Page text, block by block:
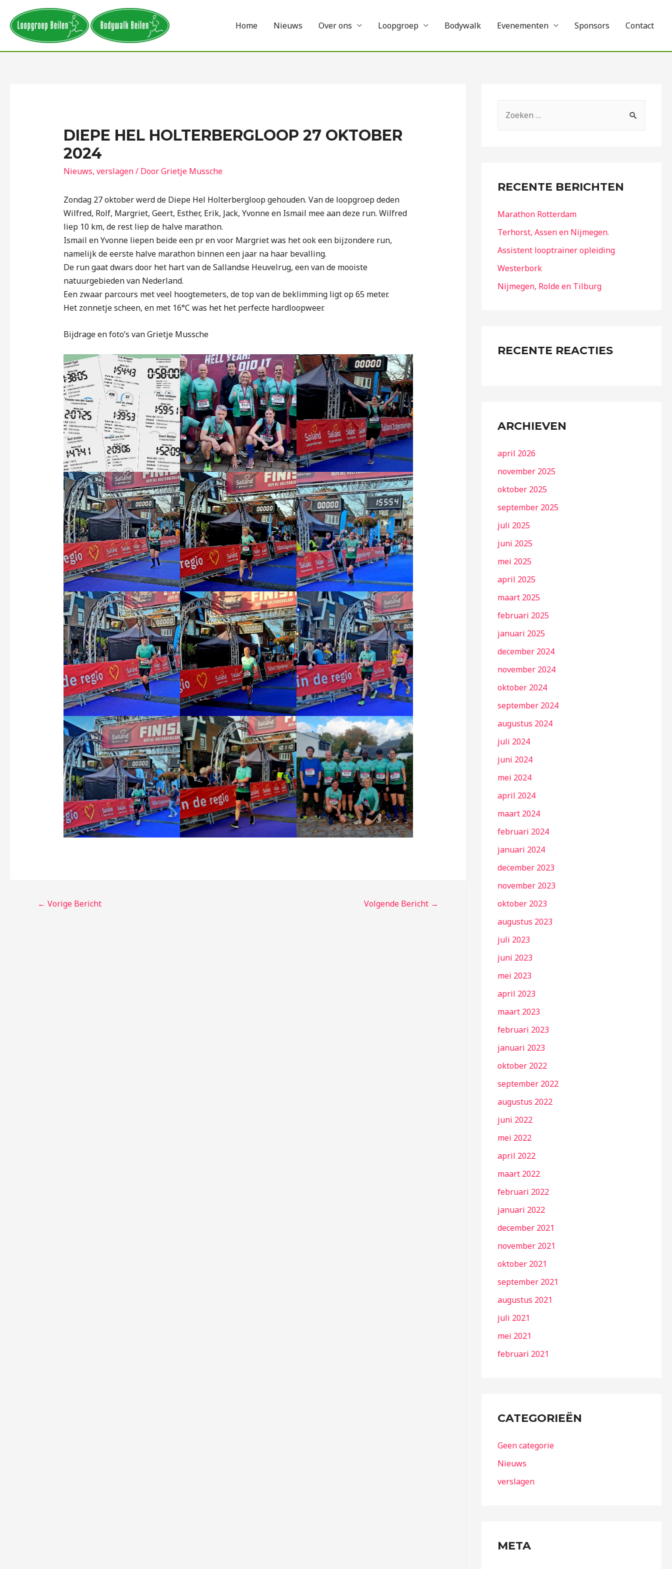
Home Nieuws Over ons Loopgroep Bodywalk Evenementen Sponsors Contact
DIEPE HEL HOLTERBERGLOOP 27 OKTOBER
2024
Nieuws, verslagen/ DoorGrietje Mussche
Zondag 27 oktober werd de Diepe Hel Holterbergloop gehouden. Van de loopgroep deden
Wilfred, Rolf, Margriet, Geert, Esther, Erik, Jack, Yvonne en Ismail mee aan deze run. Wilfred
liep 10 km, de rest liep de halve marathon.
Ismail en Yvonne liepen beide een pr en voor Margriet was het ook een bijzondere run,
namelijk de eerste halve marathon binnen een jaar na haar bevalling.
De run gaat dwars door het hart van de Sallandse Heuvelrug, een van de mooiste
natuurgebieden van Nederland.
Een zwaar parcours met veel hoogtemeters, de top van de beklimming ligt op 65 meter.
Het zonnetje scheen, en met 16°C was het het perfecte hardloopweer.
Bijdrage en foto’s van Grietje Mussche
← Vorige Bericht Volgende Bericht →
RECENTE BERICHTEN
Marathon Rotterdam
Terhorst, Assen en Nijmegen.
Assistent looptrainer opleiding
Westerbork
Nijmegen, Rolde en Tilburg
RECENTE REACTIES
ARCHIEVEN
april 2026
november 2025
oktober 2025
september 2025
juli 2025
juni 2025
mei 2025
april 2025
maart 2025
februari 2025
januari 2025
december 2024
november 2024
oktober 2024
september 2024
augustus 2024
juli 2024
juni 2024
mei 2024
april 2024
maart 2024
februari 2024
januari 2024
december 2023
november 2023
oktober 2023
augustus 2023
juli 2023
juni 2023
mei 2023
april 2023
maart 2023
februari 2023
januari 2023
oktober 2022
september 2022
augustus 2022
juni 2022
mei 2022
april 2022
maart 2022
februari 2022
januari 2022
december 2021
november 2021
oktober 2021
september 2021
augustus 2021
juli 2021
mei 2021
februari 2021
CATEGORIEËN
Geen categorie
Nieuws
verslagen
META